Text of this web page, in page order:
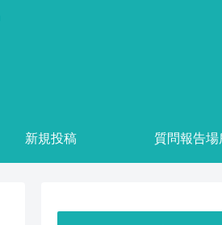
新規投稿 質問報告場